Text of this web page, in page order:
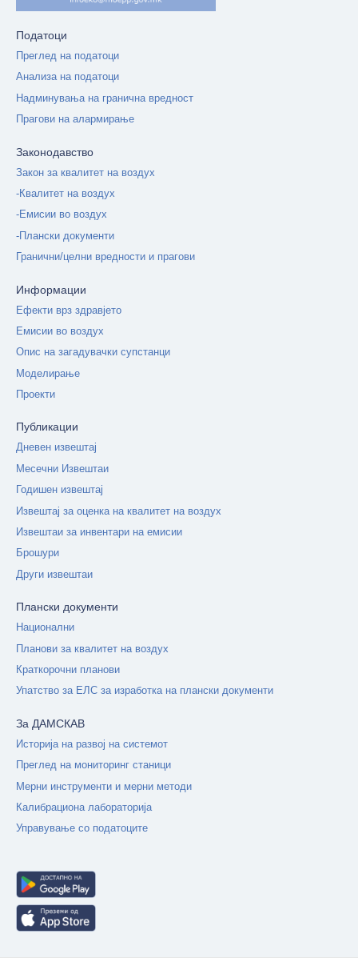
Податоци
Преглед на податоци
Анализа на податоци
Надминувања на гранична вредност
Прагови на алармирање
Законодавство
Закон за квалитет на воздух
-Квалитет на воздух
-Емисии во воздух
-Плански документи
Гранични/целни вредности и прагови
Информации
Ефекти врз здравјето
Емисии во воздух
Опис на загадувачки супстанци
Моделирање
Проекти
Публикации
Дневен извештај
Месечни Извештаи
Годишен извештај
Извештај за оценка на квалитет на воздух
Извештаи за инвентари на емисии
Брошури
Други извештаи
Плански документи
Национални
Планови за квалитет на воздух
Краткорочни планови
Упатство за ЕЛС за изработка на плански документи
За ДАМСКАВ
Историја на развој на системот
Преглед на мониторинг станици
Мерни инструменти и мерни методи
Калибрациона лабораторија
Управување со податоците